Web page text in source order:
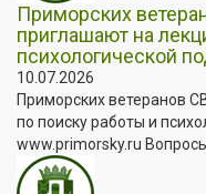
Приморских
приглашают на
психологической
10.07.2026
Приморских ветеранов
по поиску работы и
www.primorsky.ru Вопросы